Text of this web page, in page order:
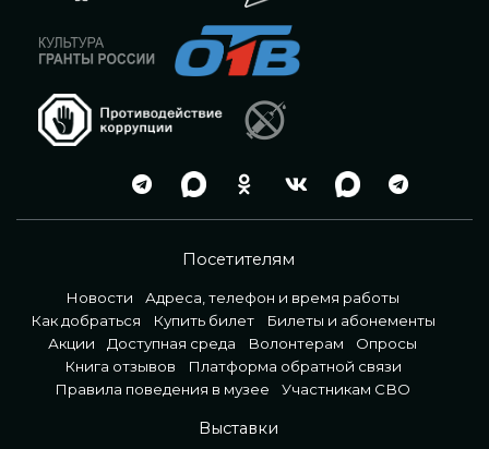
Посетителям
Новости
Адреса, телефон и время работы
Как добраться
Купить билет
Билеты и абонементы
Акции
Доступная среда Волонтерам
Опросы
Книга отзывов
Платформа обратной связи
Правила поведения в музее
Участникам СВО
Выставки